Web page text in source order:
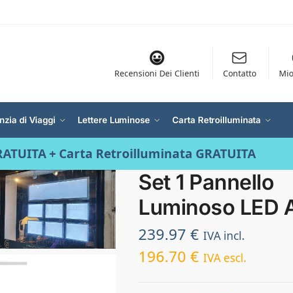
Recensioni Dei Clienti Contatto
di Viaggi Lettere Luminose Carta Retroilluminata
+ Carta Retroilluminata GRATUITA
Set 1 Pannello
Luminoso LED
239.97€ IVA incl.
196.70€ IVA escl.